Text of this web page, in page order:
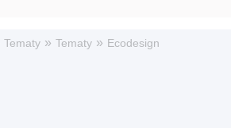
Tematy » Tematy » Ecodesign